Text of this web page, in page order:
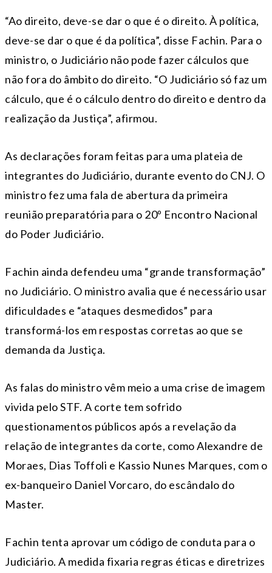
“Ao direito, deve-se dar o que é o direito. À política,
deve-se dar o que é da política”, disse Fachin. Para o
ministro, o Judiciário não pode fazer cálculos que
não fora do âmbito do direito. “O Judiciário só faz um
cálculo, que é o cálculo dentro do direito e dentro da
realização da Justiça”, afirmou.
As declarações foram feitas para uma plateia de
integrantes do Judiciário, durante evento do CNJ. O
ministro fez uma fala de abertura da primeira
reunião preparatória para o 20º Encontro Nacional
do Poder Judiciário.
Fachin ainda defendeu uma “grande transformação”
no Judiciário. O ministro avalia que é necessário usar
dificuldades e “ataques desmedidos” para
transformá-los em respostas corretas ao que se
demanda da Justiça.
As falas do ministro vêm meio a uma crise de imagem
vivida pelo STF. A corte tem sofrido
questionamentos públicos após a revelação da
relação de integrantes da corte, como Alexandre de
Moraes, Dias Toffoli e Kassio Nunes Marques, com o
ex-banqueiro Daniel Vorcaro, do escândalo do
Master.
Fachin tenta aprovar um código de conduta para o
Judiciário. A medida fixaria regras éticas e diretrizes